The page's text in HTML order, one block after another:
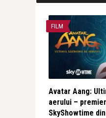
FILM
Avatar Aang:
aerului –
SkyShowtime